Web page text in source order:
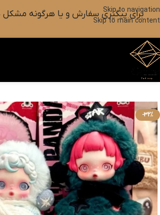
Skip to navigation
Skip to main content
برای پیگیری سفارش و یا هرگونه مشکل در ثبت سفارش به واتس آپ این شماره
-32%